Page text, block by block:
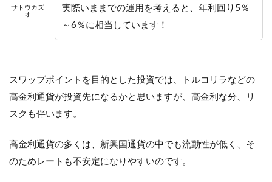
サトウカズ
オ
実際いままでの運用を考えると、年利回り5％
～6％に相当しています！
スワップポイントを目的とした投資では、トルコリラなどの
高金利通貨が投資先になるかと思いますが、高金利な分、リ
スクも伴います。
高金利通貨の多くは、新興国通貨の中でも流動性が低く、そ
のためレートも不安定になりやすいのです。